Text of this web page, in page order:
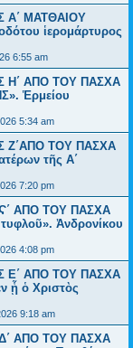
Α΄ ΜΑΤΘΑΙΟΥ
ἱερομάρτυρος
6:55 am
Η΄ ΑΠΟ ΤΟΥ ΠΑΣΧΑ
Ἑρμείου
5:34 am
Ζ΄ΑΠΟ ΤΟΥ ΠΑΣΧΑ
τῆς Α΄
7:20 pm
ΑΠΟ ΤΟΥ ΠΑΣΧΑ
Ἀνδρονίκου
4:08 pm
Ε΄ ΑΠΟ ΤΟΥ ΠΑΣΧΑ
ᾗ ὁ Χριστὸς
9:18 am
ΑΠΟ ΤΟΥ ΠΑΣΧΑ